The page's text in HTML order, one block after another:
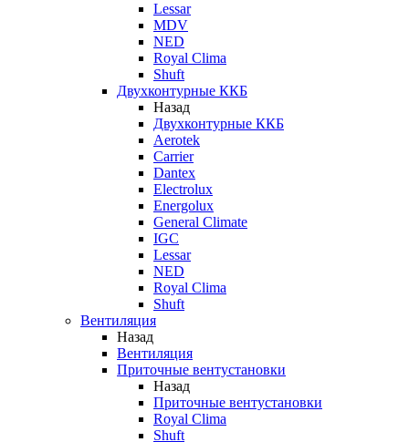
Lessar
MDV
NED
Royal Clima
Shuft
Двухконтурные ККБ
Назад
Двухконтурные ККБ
Aerotek
Carrier
Dantex
Electrolux
Energolux
General Climate
IGC
Lessar
NED
Royal Clima
Shuft
Вентиляция
Назад
Вентиляция
Приточные вентустановки
Назад
Приточные вентустановки
Royal Clima
Shuft